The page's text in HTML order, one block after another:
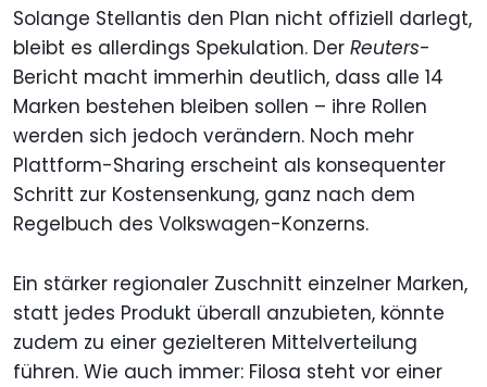
Solange Stellantis den Plan nicht offiziell darlegt,
bleibt es allerdings Spekulation. Der Reuters-
Bericht macht immerhin deutlich, dass alle 14
Marken bestehen bleiben sollen – ihre Rollen
werden sich jedoch verändern. Noch mehr
Plattform-Sharing erscheint als konsequenter
Schritt zur Kostensenkung, ganz nach dem
Regelbuch des Volkswagen-Konzerns.
Ein stärker regionaler Zuschnitt einzelner Marken,
statt jedes Produkt überall anzubieten, könnte
zudem zu einer gezielteren Mittelverteilung
führen. Wie auch immer: Filosa steht vor einer